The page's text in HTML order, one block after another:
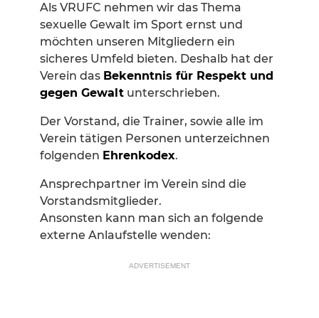
Als VRUFC nehmen wir das Thema
sexuelle Gewalt im Sport ernst und
möchten unseren Mitgliedern ein
sicheres Umfeld bieten. Deshalb hat der
Verein das Bekenntnis für Respekt und
gegen Gewalt unterschrieben.
Der Vorstand, die Trainer, sowie alle im
Verein tätigen Personen unterzeichnen
folgenden Ehrenkodex.
Ansprechpartner im Verein sind die
Vorstandsmitglieder.
Ansonsten kann man sich an folgende
externe Anlaufstelle wenden:
ADVERTISEMENT